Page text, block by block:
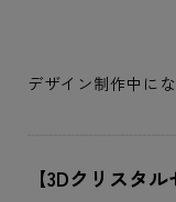
デザイン制作中にな
【3Dクリスタル